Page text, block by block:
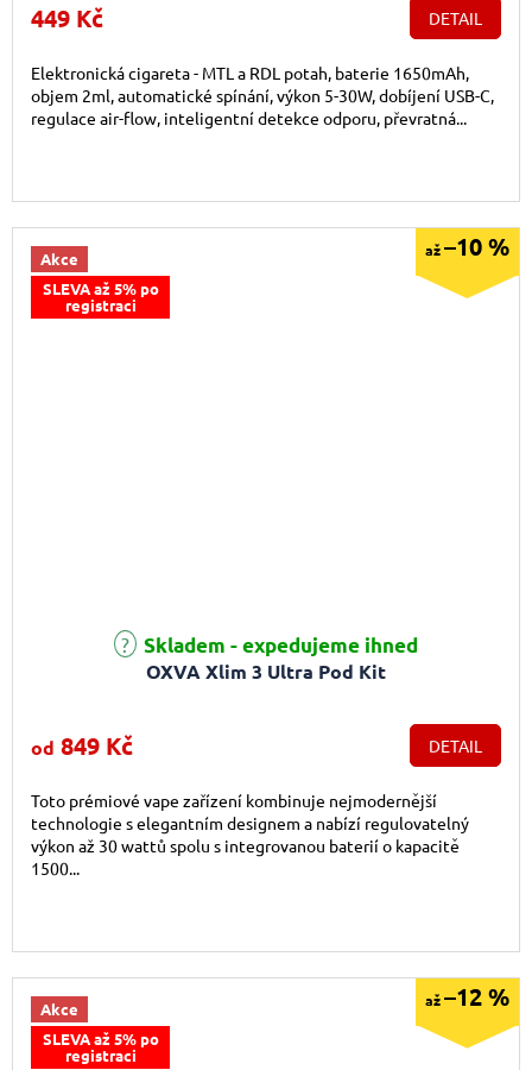
449 Kč DETAIL
Elektronická cigareta - MTL a RDL potah, baterie 1650mAh,
objem 2ml, automatické spínání, výkon 5-30W, dobíjení USB-C,
regulace air-flow, inteligentní detekce odporu, převratná...
Akce
SLEVA až 5% po
registraci
až–10 %
OXVA Xlim 3 Ultra Pod Kit
Průměrné hodnocení produktu je 5,0 z 5 hvězdiček.
Skladem - expedujeme ihned
od 849 Kč DETAIL
Toto prémiové vape zařízení kombinuje nejmodernější
technologie s elegantním designem a nabízí regulovatelný
výkon až 30 wattů spolu s integrovanou baterií o kapacitě
1500...
Akce
SLEVA až 5% po
registraci
až–12 %